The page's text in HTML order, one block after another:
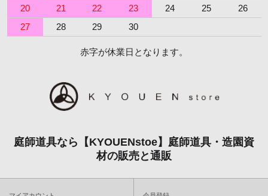
20
21 22 23 24 25
26
27
28 29 30
赤字が休業日となります。
庭師道具なら【KYOUENstoe】庭師道具・造園資
材の販売と通販